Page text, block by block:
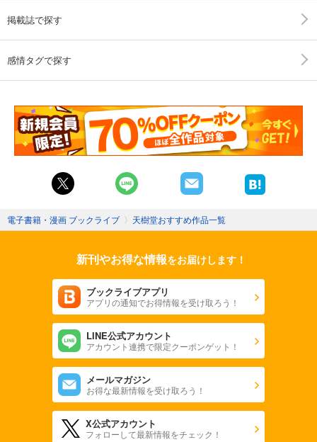
掲載誌で探す
感情タグで探す
電子書籍・漫画 ブックライブ 〉 天樹堂おすすめ作品一覧
新刊やお得な情報をお届けします！
ブックライブアプリ
アプリの通知でお得情報を受け取ろう！
LINE公式アカウント
アカウント連携で限定クーポンゲット！
メールマガジン
お得な最新情報を受け取ろう！
X公式アカウント
フォローして最新情報をチェック！